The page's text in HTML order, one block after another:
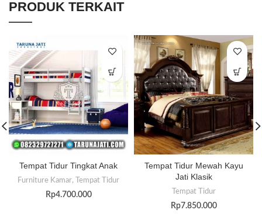
PRODUK TERKAIT
Tempat Tidur Tingkat Anak
Furniture Kamar,
Tempat Tidur
Rp4.700.000
Tempat Tidur Mewah Kayu
Jati Klasik
Tempat Tidur
Rp7.850.000